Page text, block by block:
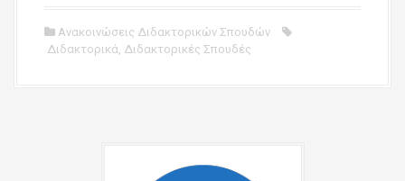
Ανακοινώσεις Διδακτορικών Σπουδών
Διδακτορικά, Διδακτορικές Σπουδές